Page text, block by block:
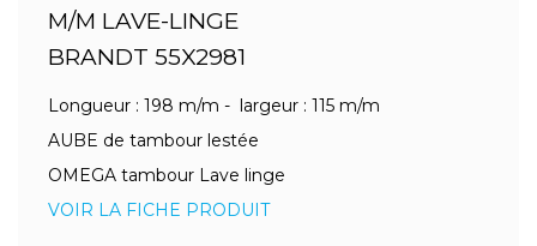
M/M LAVE-LINGE
BRANDT 55X2981
Longueur : 198 m/m - largeur : 115 m/m
AUBE de tambour lestée
OMEGA tambour Lave linge
VOIR LA FICHE PRODUIT